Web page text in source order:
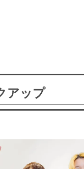
アップ